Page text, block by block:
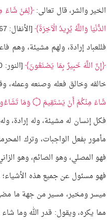
الخير والشر، قال تعالى: لِمَنْ شَاءَ
الدُّنْيَا وَاللَّهُ يُرِيدُ الْآخِرَةَ [الأنفال: 67].
فللعباد إرادة، ولهم مشيئة، وهم
إِنَّ اللَّهَ خَبِيرٌ بِمَا يَصْنَعُونَ [النور: 30] وقال تعالى:
خالقه وخالق فعله وصنعه وعمله،
شَاءَ مِنْكُمْ أَنْ يَسْتَقِيمَ۝وَمَا
فكل إنسان له مشيئة، وله إرادة،
مأمور بفعل الواجبات، وترك
فهو المصلي، وهو الصائم، وهو
فهو مسئول عن جميع هذه الأشياء؛
ميسر ومخير، مسير من جهة ما
مما يكره، ويقول: قدر الله وما